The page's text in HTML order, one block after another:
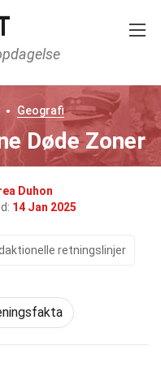
Geografi
Døde Zoner
Duhon
14 Jan 2025
retningslinjer